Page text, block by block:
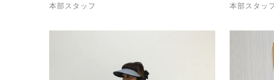
本部スタッフ 本部スタッ